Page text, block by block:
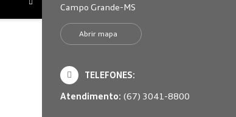
Campo Grande-MS
Abrir mapa
TELEFONES:
Atendimento:(67) 3041-8800